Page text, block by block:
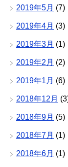
2019年5月 (7)
2019年4月 (3)
2019年3月 (1)
2019年2月 (2)
2019年1月 (6)
2018年12月
2018年9月 (5)
2018年7月 (1)
2018年6月 (1)